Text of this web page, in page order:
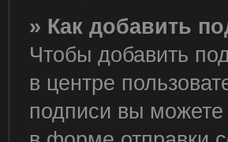
» Как добавить
Чтобы добавить
в центре
подписи вы